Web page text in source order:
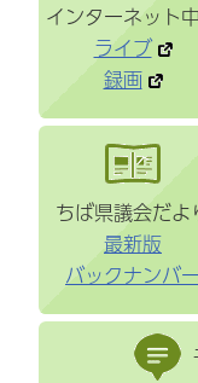
インターネット
ライブ
録画
ちば県議会だよ
最新版
バックナンバー